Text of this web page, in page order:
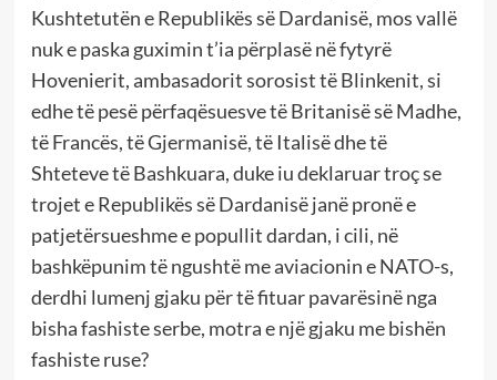
Kushtetutën e Republikës së Dardanisë, mos vallë
nuk e paska guximin t’ia përplasë në fytyrë
Hovenierit, ambasadorit sorosist të Blinkenit, si
edhe të pesë përfaqësuesve të Britanisë së Madhe,
të Francës, të Gjermanisë, të Italisë dhe të
Shteteve të Bashkuara, duke iu deklaruar troç se
trojet e Republikës së Dardanisë janë pronë e
patjetërsueshme e popullit dardan, i cili, në
bashkëpunim të ngushtë me aviacionin e NATO-s,
derdhi lumenj gjaku për të fituar pavarësinë nga
bisha fashiste serbe, motra e një gjaku me bishën
fashiste ruse?